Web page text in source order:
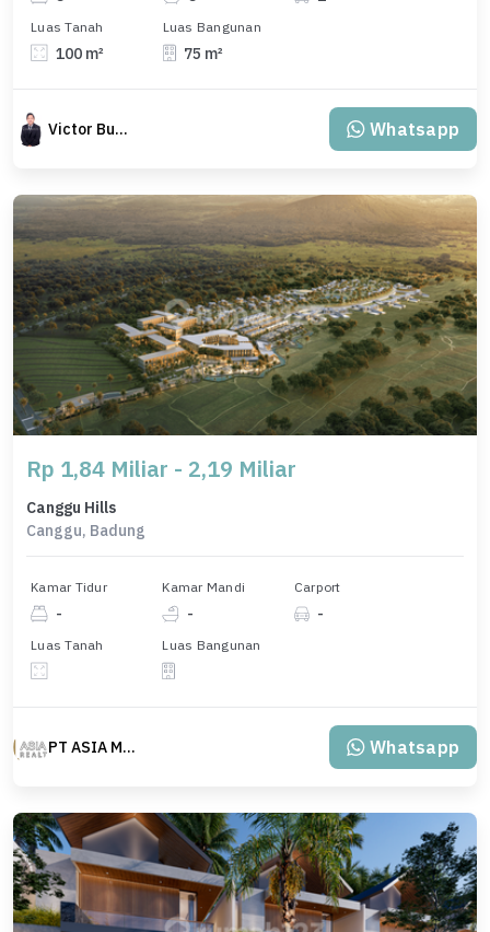
Luas Tanah
100 m²
Luas Bangunan
75 m²
Victor Budiman Whatsapp
Rp 1,84 Miliar - 2,19 Miliar
Canggu Hills
Canggu, Badung
Kamar Tidur
-
Kamar Mandi
-
Carport
-
Luas Tanah Luas Bangunan
PT ASIA MAS REALTY Whatsapp